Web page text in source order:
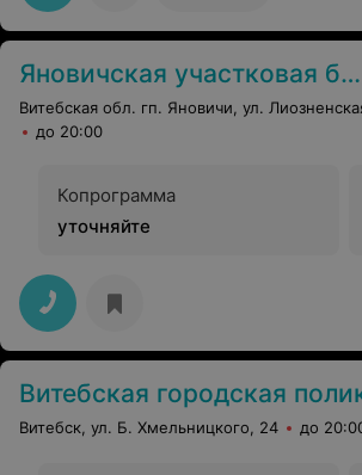
Яновичская участковая больница
Витебская обл. гп. Яновичи, ул.
до 20:00
Копрограмма
уточняйте
Витебская городская поликлиника №4 им. В. И.
Витебск, ул. Б. Хмельницкого, 24 до